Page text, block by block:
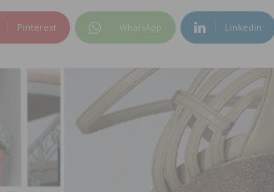
Pinterest WhatsApp Linkedin